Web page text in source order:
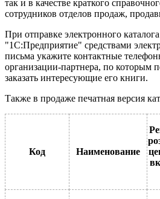
так и в качестве краткого
сотрудников отделов продаж,
При отправке электронного
"1С:Предприятие" средствами
письма укажите контактные
организации-партнера, по которым
заказать интересующие его книги.
Также в продаже печатная версия
Код Наименование